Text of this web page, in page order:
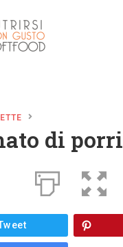
di porri